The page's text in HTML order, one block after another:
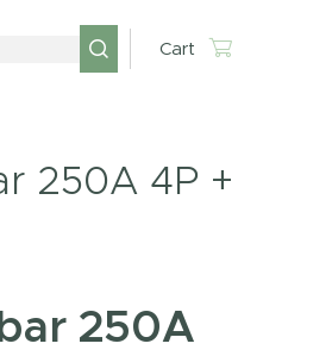
Cart
250A 4P +
250A